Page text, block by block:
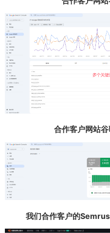
合作客户网站
我们合作客户的